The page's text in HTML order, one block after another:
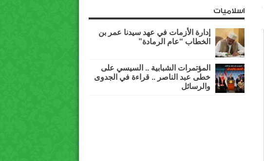
اسلاميات
إدارة الأزمات في عهد سيدنا عمر بن
الخطاب “عام الرمادة”
المؤتمرات الشبابية .. السيسي على
خطى عبد الناصر .. قراءة في الجدوى
والرسائل